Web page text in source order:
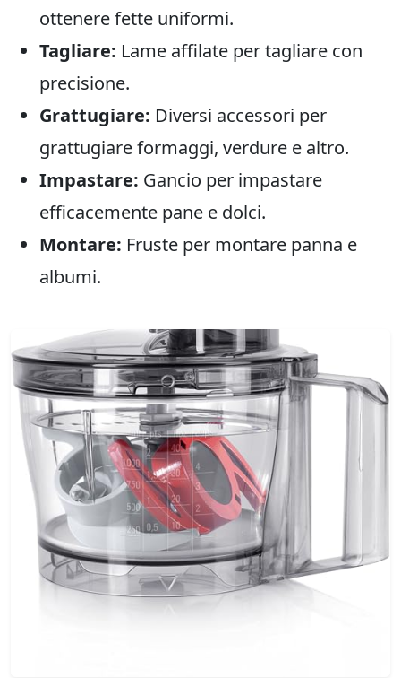
ottenere fette uniformi.
Tagliare: Lame affilate per tagliare con
precisione.
Grattugiare: Diversi accessori per
grattugiare formaggi, verdure e altro.
Impastare: Gancio per impastare
efficacemente pane e dolci.
Montare: Fruste per montare panna e
albumi.